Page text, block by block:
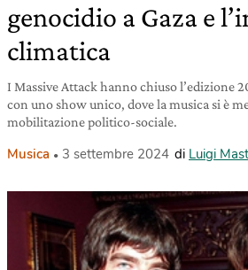
genocidio a Gaza e
climatica
I Massive Attack hanno chiuso l’edizione
con uno show unico, dove la musica si è
mobilitazione politico-sociale.
Musica 3 settembre 2024 di Luigi